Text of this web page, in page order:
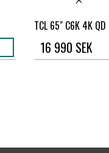
TCL 65" C6K 4K QD
16 990 SEK